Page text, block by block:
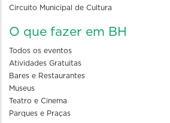
Circuito Municipal de Cultura
O que fazer em BH
Todos os eventos
Atividades Gratuitas
Bares e Restaurantes
Museus
Teatro e Cinema
Parques e Praças